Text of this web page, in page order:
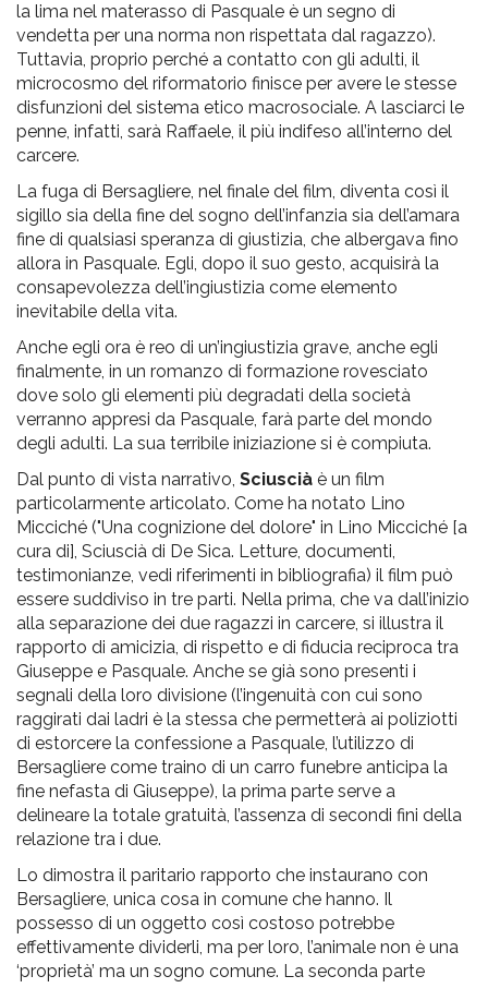
la lima nel materasso di Pasquale è un segno di
vendetta per una norma non rispettata dal ragazzo).
Tuttavia, proprio perché a contatto con gli adulti, il
microcosmo del riformatorio finisce per avere le stesse
disfunzioni del sistema etico macrosociale. A lasciarci le
penne, infatti, sarà Raffaele, il più indifeso all’interno del
carcere.
La fuga di Bersagliere, nel finale del film, diventa così il
sigillo sia della fine del sogno dell’infanzia sia dell’amara
fine di qualsiasi speranza di giustizia, che albergava fino
allora in Pasquale. Egli, dopo il suo gesto, acquisirà la
consapevolezza dell’ingiustizia come elemento
inevitabile della vita.
Anche egli ora è reo di un’ingiustizia grave, anche egli
finalmente, in un romanzo di formazione rovesciato
dove solo gli elementi più degradati della società
verranno appresi da Pasquale, farà parte del mondo
degli adulti. La sua terribile iniziazione si è compiuta.
Dal punto di vista narrativo, Sciuscià è un film
particolarmente articolato. Come ha notato Lino
Micciché ("Una cognizione del dolore" in Lino Micciché [a
cura di], Sciuscià di De Sica. Letture, documenti,
testimonianze, vedi riferimenti in bibliografia) il film può
essere suddiviso in tre parti. Nella prima, che va dall’inizio
alla separazione dei due ragazzi in carcere, si illustra il
rapporto di amicizia, di rispetto e di fiducia reciproca tra
Giuseppe e Pasquale. Anche se già sono presenti i
segnali della loro divisione (l’ingenuità con cui sono
raggirati dai ladri è la stessa che permetterà ai poliziotti
di estorcere la confessione a Pasquale, l’utilizzo di
Bersagliere come traino di un carro funebre anticipa la
fine nefasta di Giuseppe), la prima parte serve a
delineare la totale gratuità, l’assenza di secondi fini della
relazione tra i due.
Lo dimostra il paritario rapporto che instaurano con
Bersagliere, unica cosa in comune che hanno. Il
possesso di un oggetto così costoso potrebbe
effettivamente dividerli, ma per loro, l’animale non è una
‘proprietà’ ma un sogno comune. La seconda parte